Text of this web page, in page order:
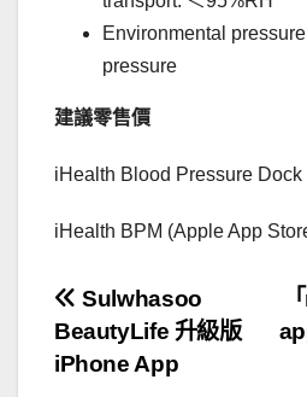
Environmental
pressure
建議零售價
iHealth Blood Pressure Dock
iHealth BPM (Apple App
文
章
Sulwhasoo
BeautyLife 升級版
iPhone App